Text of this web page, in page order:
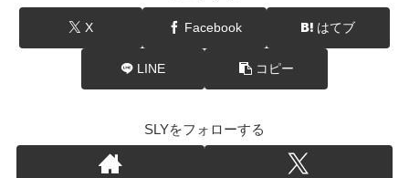
X Facebook はてブ
LINE コピー
SLYをフォローする